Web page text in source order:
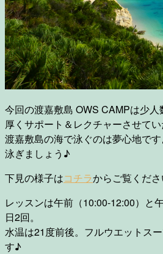
今回の渡嘉敷島 OWS CAMPは少
厚くサポート＆レクチャーさせてい
渡嘉敷島の海で泳ぐのは夢心地で
泳ぎましょう♪
下見の様子はコチラからご覧くださ
レッスンは午前（10:00-12:00）と
日2回。
水温は21度前後。フルウエットス
す♪